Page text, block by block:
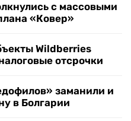
с массовыми
«Ковер»
Wildberries
отсрочки
заманили и
в Болгарии